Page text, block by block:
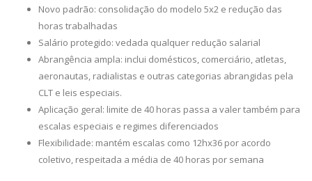
Novo padrão: consolidação do modelo 5x2 e redução das
horas trabalhadas
Salário protegido: vedada qualquer redução salarial
Abrangência ampla: inclui domésticos, comerciário, atletas,
aeronautas, radialistas e outras categorias abrangidas pela
CLT e leis especiais.
Aplicação geral: limite de 40 horas passa a valer também para
escalas especiais e regimes diferenciados
Flexibilidade: mantém escalas como 12hx36 por acordo
coletivo, respeitada a média de 40 horas por semana